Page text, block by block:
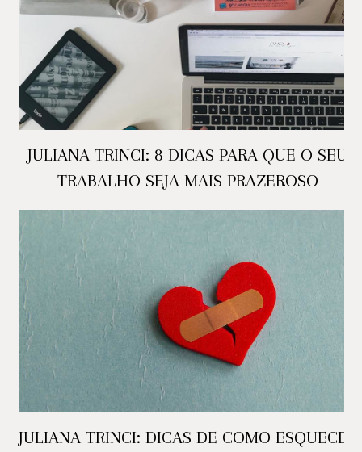
JULIANA TRINCI: 8 DICAS PARA QUE O SEU
TRABALHO SEJA MAIS PRAZEROSO
JULIANA TRINCI: DICAS DE COMO ESQUECER